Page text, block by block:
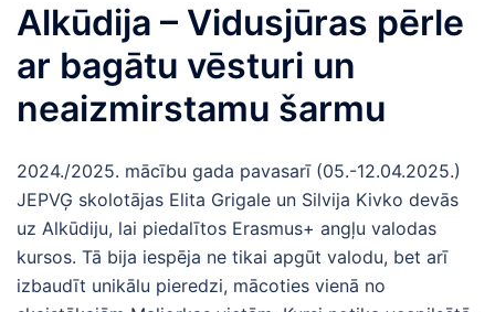
Alkūdija – Vidusjūras pērle
ar bagātu vēsturi un
neaizmirstamu šarmu
2024./2025. mācību gada pavasarī (05.-12.04.2025.)
JEPVĢ skolotājas Elita Grigale un Silvija Kivko devās
uz Alkūdiju, lai piedalītos Erasmus+ angļu valodas
kursos. Tā bija iespēja ne tikai apgūt valodu, bet arī
izbaudīt unikālu pieredzi, mācoties vienā no